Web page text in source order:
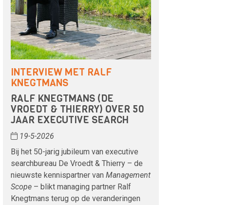
INTERVIEW MET RALF
KNEGTMANS
RALF KNEGTMANS (DE
VROEDT & THIERRY) OVER 50
JAAR EXECUTIVE SEARCH
19-5-2026
Bij het 50-jarig jubileum van executive
searchbureau De Vroedt & Thierry – de
nieuwste kennispartner van Management
Scope – blikt managing partner Ralf
Knegtmans terug op de veranderingen